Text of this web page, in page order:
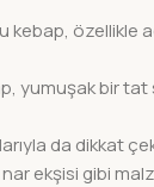
kebap, özellikle
yumuşak bir
da dikkat
ekşisi gibi